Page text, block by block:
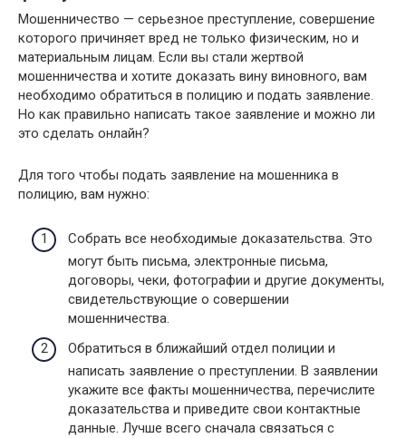
Мошенничество — серьезное преступление, совершение
которого причиняет вред не только физическим, но и
материальным лицам. Если вы стали жертвой
мошенничества и хотите доказать вину виновного, вам
необходимо обратиться в полицию и подать заявление.
Но как правильно написать такое заявление и можно ли
это сделать онлайн?
Для того чтобы подать заявление на мошенника в
полицию, вам нужно:
Собрать все необходимые доказательства. Это
могут быть письма, электронные письма,
договоры, чеки, фотографии и другие документы,
свидетельствующие о совершении
мошенничества.
Обратиться в ближайший отдел полиции и
написать заявление о преступлении. В заявлении
укажите все факты мошенничества, перечислите
доказательства и приведите свои контактные
данные. Лучше всего сначала связаться с